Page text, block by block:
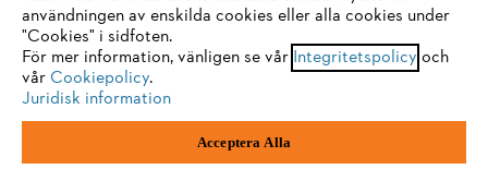
Integritetspolicy
Juridisk information
eine optimale Nutzung unserer Seite empfehlen wir Ihnen, zu
einem der folgenden Browser zu wechseln:
Firefox Chrome
användningen av enskilda cookies eller alla cookies under
"Cookies" i sidfoten.
För mer information, vänligen se vår Integritetspolicy och
vår Cookiepolicy.
Juridisk information
Acceptera Alla